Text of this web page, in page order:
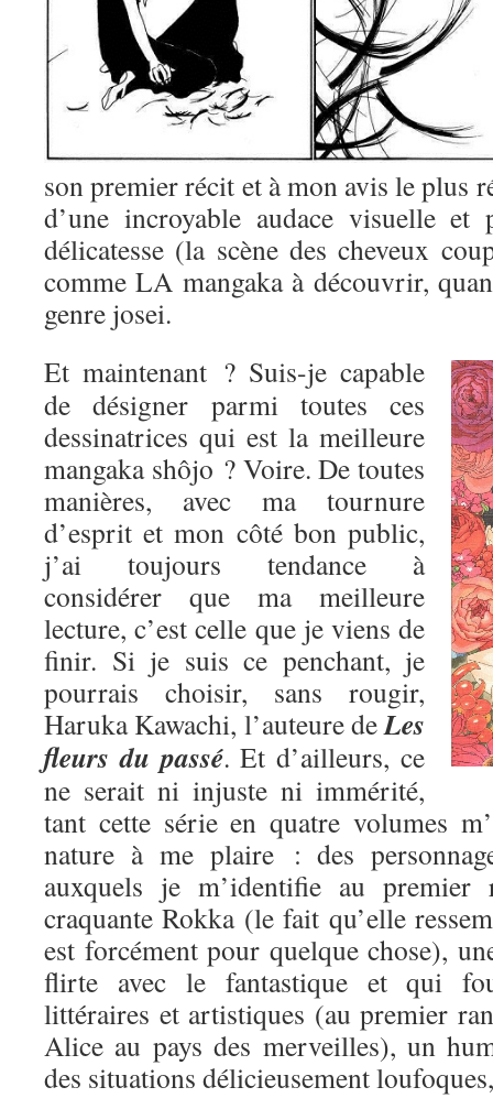
son premier récit et à mon avis le plus
d’une incroyable audace visuelle et
délicatesse (la scène des cheveux
comme LA mangaka à découvrir,
genre josei.
Et maintenant ? Suis-je capable
de désigner parmi toutes ces
dessinatrices qui est la meilleure
mangaka shôjo ? Voire. De toutes
manières, avec ma tournure
d’esprit et mon côté bon public,
j’ai toujours tendance à
considérer que ma meilleure
lecture, c’est celle que je viens de
finir. Si je suis ce penchant, je
pourrais choisir, sans rougir,
Haruka Kawachi, l’auteure deLes
fleurs du passé. Et d’ailleurs, ce
ne serait ni injuste ni immérité,
tant cette série en quatre volumes
nature à me plaire : des
auxquels je m’identifie au premier
craquante Rokka (le fait qu’elle
est forcément pour quelque chose),
flirte avec le fantastique et qui
littéraires et artistiques (au premier
Alice au pays des merveilles), un
des situations délicieusement